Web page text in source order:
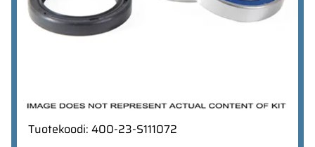
Tuotekoodi: 400-23-S111072